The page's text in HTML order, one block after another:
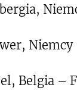
Niemcy
Belgia –